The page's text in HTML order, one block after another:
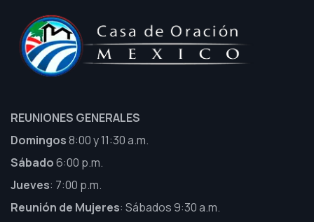
REUNIONES GENERALES
Domingos8:00 y 11:30 a.m.
Sábado6:00 p.m.
Jueves: 7:00 p.m.
Reunión de Mujeres: Sábados 9:30 a.m.